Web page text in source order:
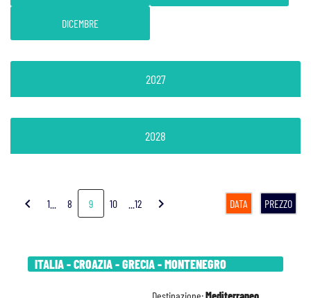
chevron_left 1... 8 9 10 ...12 chevron_right DATA PREZZO
ITALIA - CROAZIA - GRECIA - MONTENEGRO
DICEMBRE
2027
2028